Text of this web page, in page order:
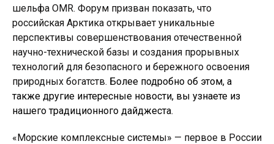
шельфа OMR. Форум призван показать, что
российская Арктика открывает уникальные
перспективы совершенствования отечественной
научно-технической базы и создания прорывных
технологий для безопасного и бережного освоения
природных богатств. Более подробно об этом, а
также другие интересные новости, вы узнаете из
нашего традиционного дайджеста.
«Морские комплексные системы» — первое в России